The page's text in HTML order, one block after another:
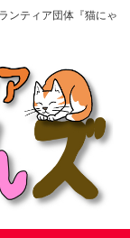
ンティア団体『猫にゃ